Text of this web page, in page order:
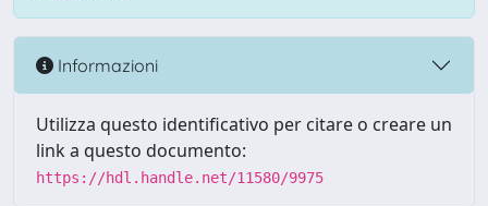
Informazioni
Utilizza questo identificativo per citare o creare un
link a questo documento:
https://hdl.handle.net/11580/9975